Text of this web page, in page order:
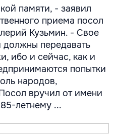
памяти, - заявил
приема посол
Кузьмин. - Свое
должны передавать
ибо и сейчас, как и
попытки
народов,
вручил от имени
летнему ...